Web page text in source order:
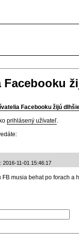
Facebooku
Facebooku žijú
prihlásený užívateľ.
2016-11-01 15:46:17
musia behat po forach a